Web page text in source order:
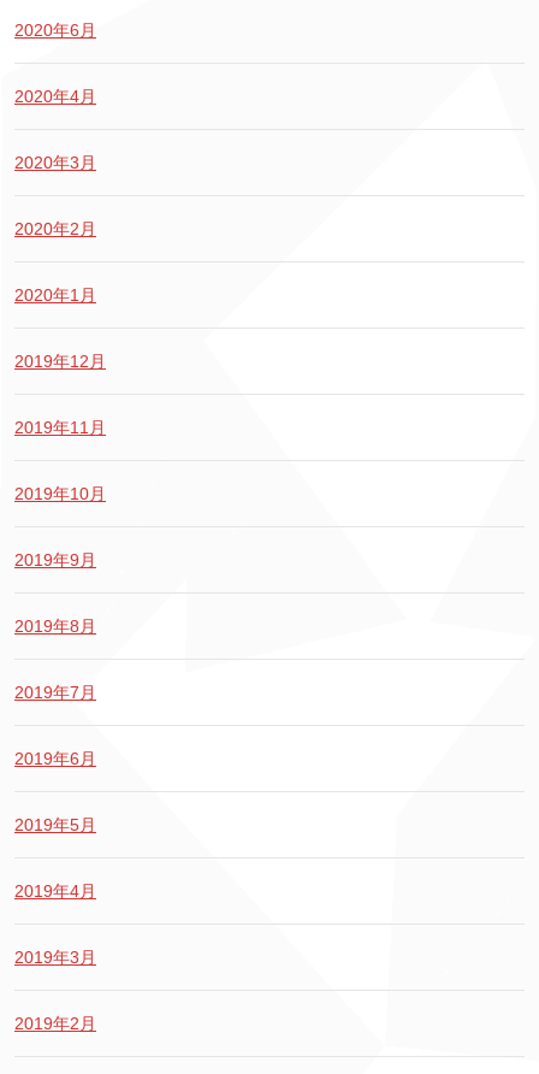
2020年6月
2020年4月
2020年3月
2020年2月
2020年1月
2019年12月
2019年11月
2019年10月
2019年9月
2019年8月
2019年7月
2019年6月
2019年5月
2019年4月
2019年3月
2019年2月